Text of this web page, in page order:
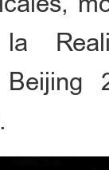
Beijing